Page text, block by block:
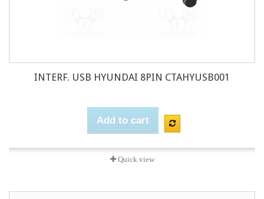
INTERF. USB HYUNDAI 8PIN CTAHYUSB001
Add to cart
Quick view